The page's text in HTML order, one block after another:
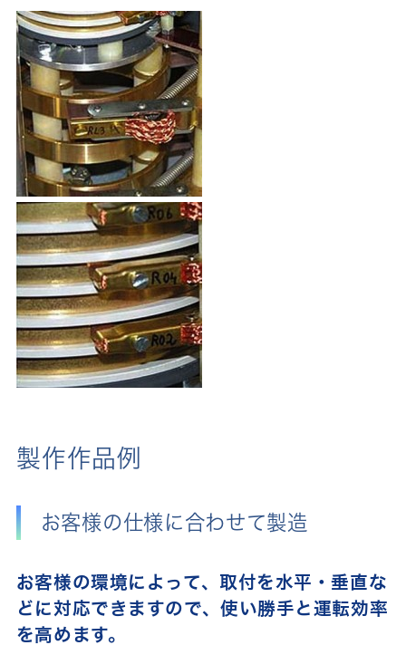
製作作品例
お客様の仕様に合わせて製造
お客様の環境によって、取付を水平・垂直な
どに対応できますので、使い勝手と運転効率
を高めます。